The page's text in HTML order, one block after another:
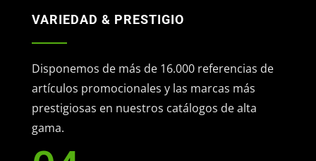
VARIEDAD & PRESTIGIO
Disponemos de más de 16.000 referencias de
artículos promocionales y las marcas más
prestigiosas en nuestros catálogos de alta
gama.